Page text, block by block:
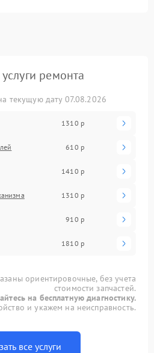
ремонта
текущую дату 07.08.2026
1310 р
610 р
1410 р
1310 р
910 р
1810 р
ориентировочные, без учета
стоимости запчастей.
на бесплатную диагностику.
и укажем на неисправность.
все услуги